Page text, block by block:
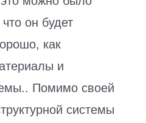
он будет
как
и
Помимо своей
системы